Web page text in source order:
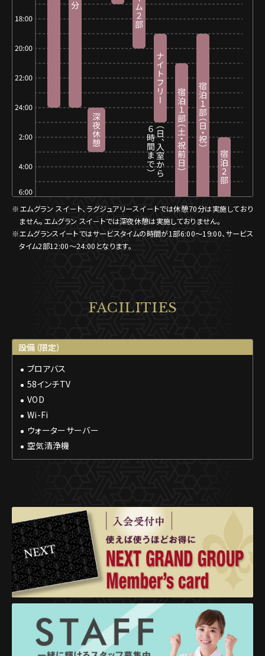
※エムグラン スイ－ト、ラグジュアリースイ－トでは休憩70分は実施しており
ません。エムグラン スイ－トでは深夜休憩は実施しておりません。
※エムグランスイートではサービスタイムの時間が1部6:00〜19:00、サービス
タイム2部12:00〜24:00となります。
FACILITIES
設備（限定）
ブロアバス
58インチTV
VOD
Wi-Fi
ウォーターサーバー
空気清浄機